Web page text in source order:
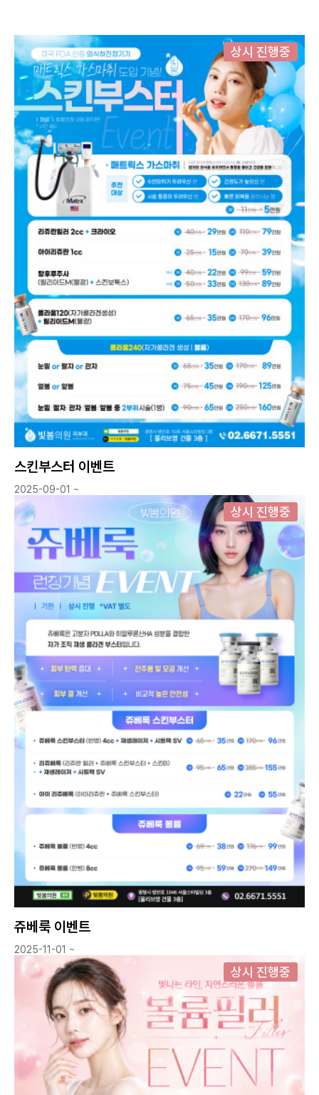
상시 진행중
스킨부스터 이벤트
2025-09-01 ~
상시 진행중
쥬베룩 이벤트
2025-11-01 ~
상시 진행중